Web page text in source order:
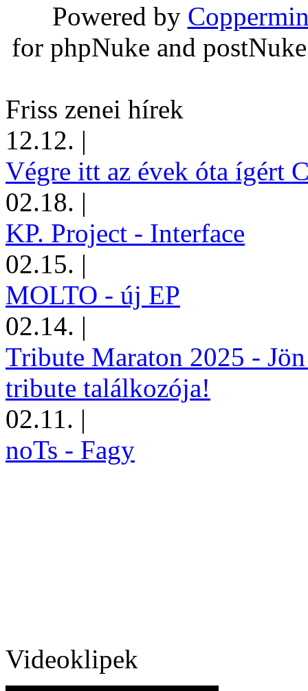
Powered by
for phpNuke and
Friss zenei hírek
12.12. |
Végre itt az évek óta ígért
02.18. |
KP. Project - Interface
02.15. |
MOLTO - új EP
02.14. |
Tribute Maraton 2025 -
tribute találkozója!
02.11. |
noTs - Fagy
Videoklipek